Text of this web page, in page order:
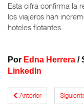
Esta cifra confirma la
los viajeros han
hoteles flotantes.
Por Edna Herrera /
LinkedIn
Anterior